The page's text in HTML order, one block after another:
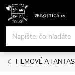
Prejsť
obsah
FILMOVÉ A